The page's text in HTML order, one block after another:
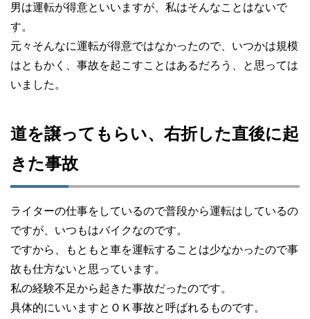
男は運転が得意といいますが、私はそんなことはないで
す。
元々そんなに運転が得意ではなかったので、いつかは規模
はともかく、事故を起こすことはあるだろう、と思っては
いました。
道を譲ってもらい、右折した直後に起
きた事故
ライターの仕事をしているので普段から運転はしているの
ですが、いつもはバイクなのです。
ですから、もともと車を運転することは少なかったので事
故も仕方ないと思っています。
私の経験不足から起きた事故だったのです。
具体的にいいますとＯＫ事故と呼ばれるものです。